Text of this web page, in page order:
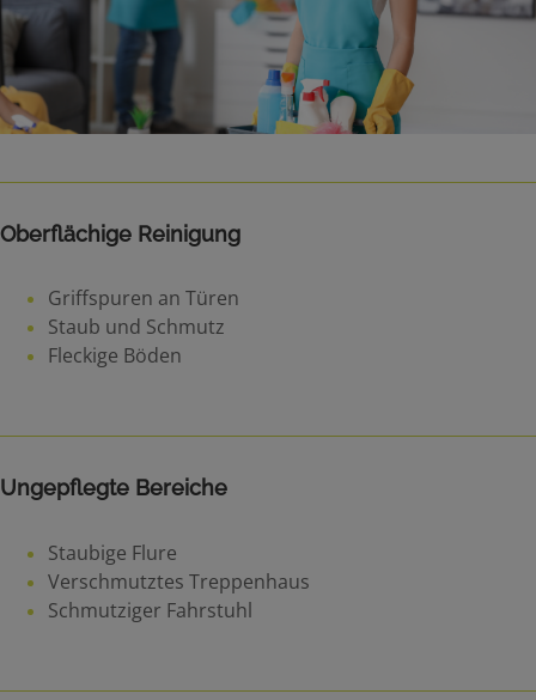
Oberflächige Reinigung
Griffspuren an Türen
Staub und Schmutz
Fleckige Böden
Ungepflegte Bereiche
Staubige Flure
Verschmutztes Treppenhaus
Schmutziger Fahrstuhl